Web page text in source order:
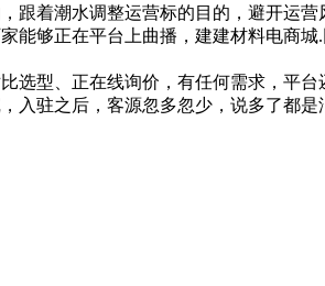
着潮水调整运营标的目的，避开运营
够正在平台上曲播，建建材料电商
、正在线询价，有任何需求，平台
入驻之后，客源忽多忽少，说多了都